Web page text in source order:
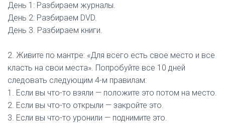
День 1: Разбираем журналы.
День 2: Разбираем DVD.
День 3. Разбираем книги.
2. Живите по мантре: «Для всего есть свое место и все
класть на свои места». Попробуйте все 10 дней
следовать следующим 4-м правилам:
1. Если вы что-то взяли — положите это потом на место.
2. Если вы что-то открыли — закройте это.
3. Если вы что-то уронили — поднимите это.